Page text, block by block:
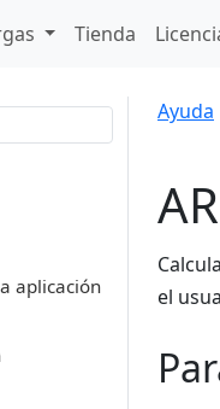
Tienda
aplicación
Ayuda
el